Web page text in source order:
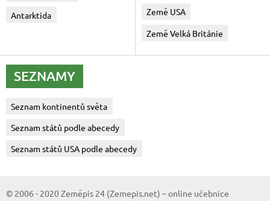
Antarktida
Země USA
Země Velká Británie
SEZNAMY
Seznam kontinentů světa
Seznam států podle abecedy
Seznam států USA podle abecedy
© 2006 - 2020 Zeměpis 24 (Zemepis.net) – online učebnice